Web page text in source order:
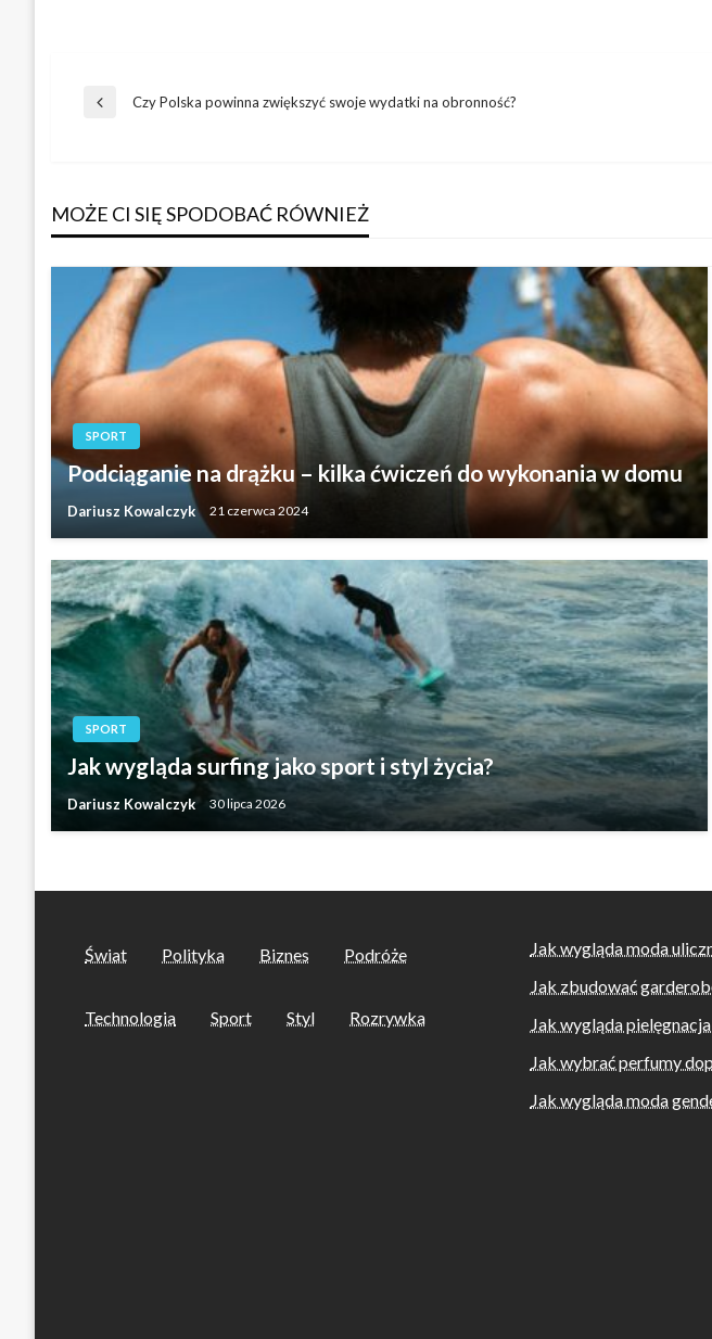
Nawigacja
Poprzedni
Czy Polska powinna zwiększyć swoje wydatki na obronność?
MOŻE CI SIĘ SPODOBAĆ RÓWNIEŻ
SPORT
Podciąganie na drążku – kilka ćwiczeń do wykonania w domu
Dariusz Kowalczyk 21 czerwca 2024
SPORT
Jak wygląda surfing jako sport i styl życia?
Dariusz Kowalczyk 30 lipca 2026
Świat Polityka Biznes Podróże
Technologia Sport Styl Rozrywka
Jak wygląda moda
Jak zbudować
Jak wygląda
Jak wybrać perfumy
Jak wygląda moda